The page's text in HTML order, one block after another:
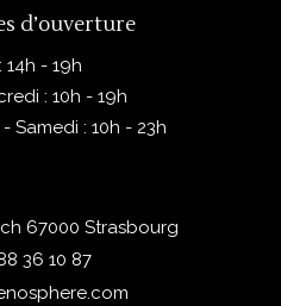
d’ouverture
14h - 19h
: 10h - 19h
Samedi : 10h - 23h
67000 Strasbourg
36 10 87